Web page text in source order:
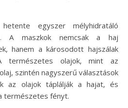
egyszer mélyhidratáló
A maszkok nemcsak a haj
hanem a károsodott hajszálak
természetes olajok, mint az
szintén nagyszerű választások
az olajok táplálják a hajat, és
természetes fényt.